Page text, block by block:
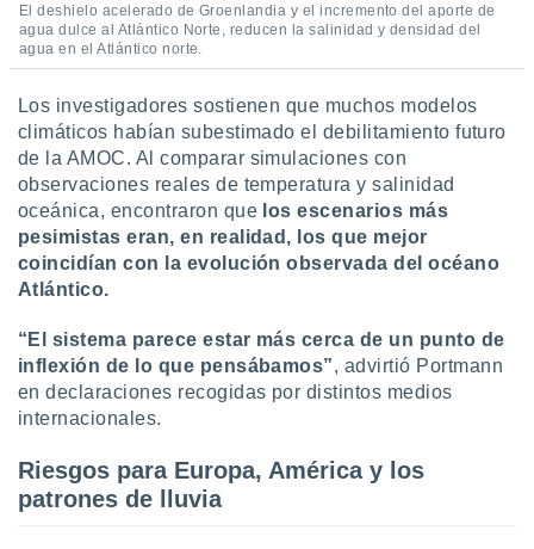
perfiles
utilizar
crear un
uso de
la
contenido
medir el
de la
del
de
o a través
de
de
uso de
El deshielo acelerado de Groenlandia y el incremento del aporte de
agua dulce al Atlántico Norte, reducen la salinidad y densidad del
agua en el Atlántico norte.
Los investigadores sostienen que muchos modelos
climáticos habían subestimado el debilitamiento futuro
de la AMOC. Al comparar simulaciones con
observaciones reales de temperatura y salinidad
oceánica, encontraron que los escenarios más
pesimistas eran, en realidad, los que mejor
coincidían con la evolución observada del océano
Atlántico.
“El sistema parece estar más cerca de un punto de
inflexión de lo que pensábamos”, advirtió Portmann
en declaraciones recogidas por distintos medios
internacionales.
Riesgos para Europa, América y los
patrones de lluvia